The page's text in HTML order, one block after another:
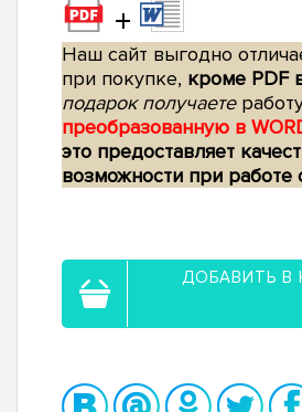
+
Наш сайт выгодно
при покупке, кроме PDF
подарок получаете
преобразованную в
это предоставляет
возможности при работе
ДОБАВИТЬ В